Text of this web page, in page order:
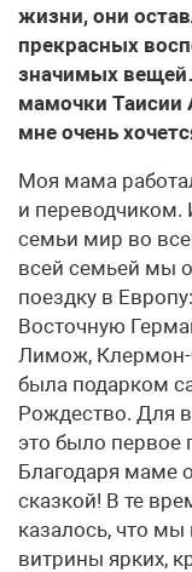
жизни, они
прекрасных
значимых
мамочки Таисии
мне очень
Моя мама
и
семьи мир во
всей семьей мы
поездку в
Восточную
Лимож,
была подарком
Рождество. Для
это было первое
Благодаря маме
сказкой! В те
казалось, что мы
витрины ярких,